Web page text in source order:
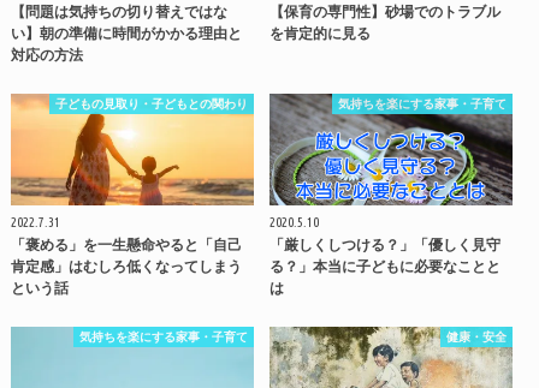
【問題は気持ちの切り替えではな
い】朝の準備に時間がかかる理由と
対応の方法
【保育の専門性】砂場でのトラブル
を肯定的に見る
子どもの見取り・子どもとの関わり
2022.7.31
「褒める」を一生懸命やると「自己
肯定感」はむしろ低くなってしまう
という話
気持ちを楽にする家事・子育て
2020.5.10
「厳しくしつける？」「優しく見守
る？」本当に子どもに必要なことと
は
気持ちを楽にする家事・子育て 健康・安全